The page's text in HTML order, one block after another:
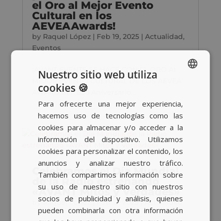
el Oro al Mejor Evento
Cultural en los
AEVEAAwards!
by Raquel López| Feb 19, 2025| Actualidad,
Eventos
¡AVANT EVENTS SE HACE CON EL ORO AL
MEJOR EVENTO CULTURAL DE LOS AEVEA
AWARDS!El "550 Aniversario...
Celebramos el Día Mundial
de la Radio estrenando
«AVANT Mitos y Verdades»
byRaquel López|Feb 13, 2025|Actualidad
BASQUE
ENGLISH
Nuestro sitio web utiliza
cookies 🍪
Para ofrecerte una mejor experiencia,
hacemos uso de tecnologías como las
cookies para almacenar y/o acceder a la
información del dispositivo. Utilizamos
cookies para personalizar el contenido, los
anuncios y analizar nuestro tráfico.
También compartimos información sobre
su uso de nuestro sitio con nuestros
socios de publicidad y análisis, quienes
pueden combinarla con otra información